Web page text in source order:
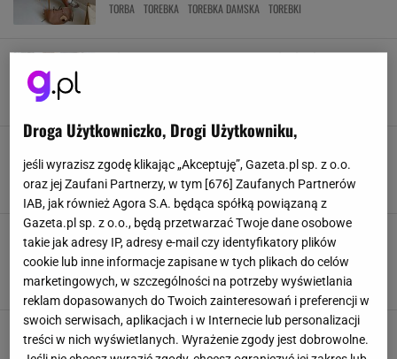
TORBA TOREBKA TOREBKA DAMSKA TOREBKI
Sinsay ma torebkę w kolorze jesieni za 39,99
Beżowa torebka to ponadczasowy hit. Ten
fason noszą minimalistki i miłośniczki klasyki
TOREBKA TOREBKA DAMSKA TOREBKI TOREBKI DAMSKIE
Plecione torebki podbijają lato 2026.
Porównałam dwa modele, które przyciągają
spojrzenia
LIDL MAŁA TOREBKA SINSAY TOREBKA
Wygląda jak od projektanta, a kosztuje 10 zł -
idealne dla elegantek też w Ryłko
Droga Użytkowniczko, Drogi Użytkowniku,
jeśli wyrazisz zgodę klikając „Akceptuję”, Gazeta.pl sp. z o.o.
oraz jej Zaufani Partnerzy, w tym [ 676 ] Zaufanych Partnerów
IAB, jak również Agora S.A. będąca spółką powiązaną z
Gazeta.pl sp. z o.o., będą przetwarzać Twoje dane osobowe
takie jak adresy IP, adresy e-mail czy identyfikatory plików
cookie lub inne informacje zapisane w tych plikach do celów
marketingowych, w szczególności na potrzeby wyświetlania
reklam dopasowanych do Twoich zainteresowań i preferencji w
swoich serwisach, aplikacjach i w Internecie lub personalizacji
treści w nich wyświetlanych. Wyrażenie zgody jest dobrowolne.